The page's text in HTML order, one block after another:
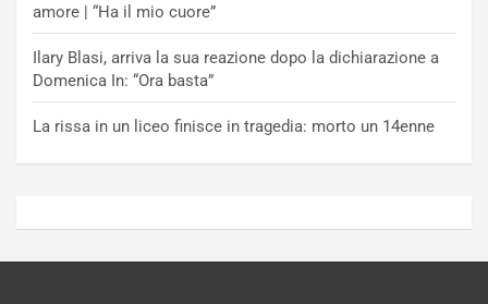
amore | “Ha il mio cuore”
Ilary Blasi, arriva la sua reazione dopo la dichiarazione a
Domenica In: “Ora basta”
La rissa in un liceo finisce in tragedia: morto un 14enne